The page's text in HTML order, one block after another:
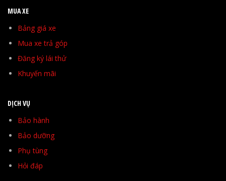
MUA XE
Bảng giá xe
Mua xe trả góp
Đăng ký lái thử
Khuyến mãi
DỊCH VỤ
Bảo hành
Bảo dưỡng
Phụ tùng
Hỏi đáp